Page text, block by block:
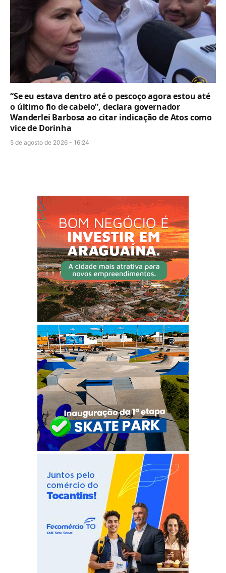
“Se eu estava dentro até o pescoço agora estou até
o último fio de cabelo”, declara governador
Wanderlei Barbosa ao citar indicação de Atos como
vice de Dorinha
5 de agosto de 2026 - 16:24